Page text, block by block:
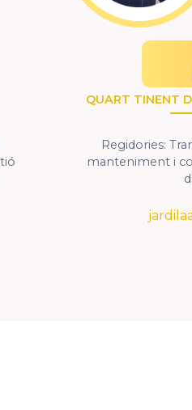
QUART TINENT
Regidories:
manteniment i